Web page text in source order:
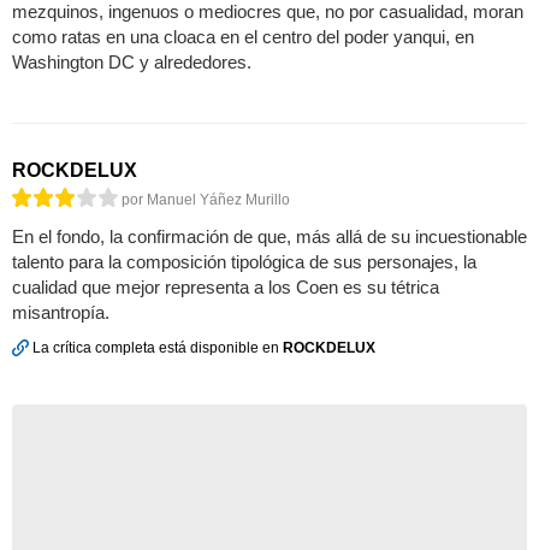
mezquinos, ingenuos o mediocres que, no por casualidad, moran
como ratas en una cloaca en el centro del poder yanqui, en
Washington DC y alrededores.
ROCKDELUX
por Manuel Yáñez Murillo
En el fondo, la confirmación de que, más allá de su incuestionable
talento para la composición tipológica de sus personajes, la
cualidad que mejor representa a los Coen es su tétrica
misantropía.
La crítica completa está disponible en ROCKDELUX